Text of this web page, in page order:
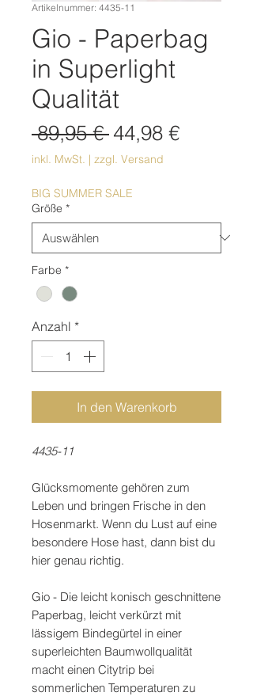
Artikelnummer: 4435-11
Gio - Paperbag
in Superlight
Qualität
89,95 € Standardpreis
44,98 €Sale-
inkl. MwSt. | zzgl. Versand
BIG SUMMER SALE
Größe *
Farbe *
Anzahl *
In den Warenkorb
4435-11
Glücksmomente gehören zum
Leben und bringen Frische in den
Hosenmarkt. Wenn du Lust auf eine
besondere Hose hast, dann bist du
hier genau richtig.
Gio - Die leicht konisch geschnittene
Paperbag, leicht verkürzt mit
lässigem Bindegürtel in einer
superleichten Baumwollqualität
macht einen Citytrip bei
sommerlichen Temperaturen zu